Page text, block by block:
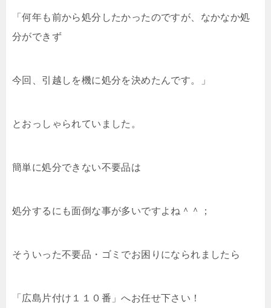
「何年も前から処分したかったのですが、なかなか処
分ができず
今回、引越しを機に処分を決めたんです。」
とおっしゃられていました。
簡単に処分できない不要品は
処分するにも面倒な事が多いですよね＾＾；
そういった不要品・ゴミでお困りになられましたら
「広島片付け１１０番」へお任せ下さい！